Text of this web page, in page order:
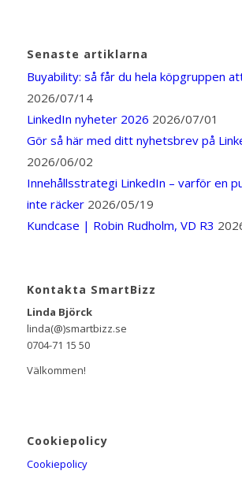
Senaste artiklarna
Buyability: så får du hela köpgruppen
2026/07/14
LinkedIn nyheter 2026 2026/07/01
Gör så här med ditt nyhetsbrev på
2026/06/02
Innehållsstrategi LinkedIn – varför en
inte räcker 2026/05/19
Kundcase | Robin Rudholm, VD R3
Kontakta SmartBizz
Linda Björck
linda(@)smartbizz.se
0704-71 15 50
Välkommen!
Cookiepolicy
Cookiepolicy